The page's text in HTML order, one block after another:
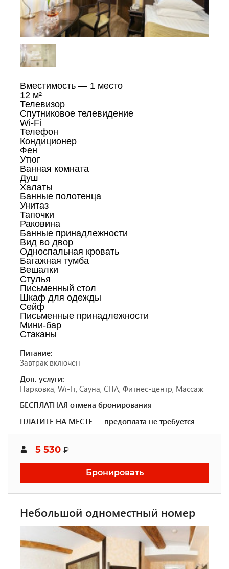
Вместимость — 1 место
12 м²
Телевизор
Спутниковое телевидение
Wi-Fi
Телефон
Кондиционер
Фен
Утюг
Ванная комната
Душ
Халаты
Банные полотенца
Унитаз
Тапочки
Раковина
Банные принадлежности
Вид во двор
Односпальная кровать
Багажная тумба
Вешалки
Стулья
Письменный стол
Шкаф для одежды
Сейф
Письменные принадлежности
Мини-бар
Стаканы
Питание:
Завтрак включен
Доп. услуги:
Парковка, Wi-Fi, Сауна, СПА, Фитнес-центр, Массаж
БЕСПЛАТНАЯ отмена бронирования
ПЛАТИТЕ НА МЕСТЕ — предоплата не требуется
5 530 ₽
Бронировать
Небольшой одноместный номер